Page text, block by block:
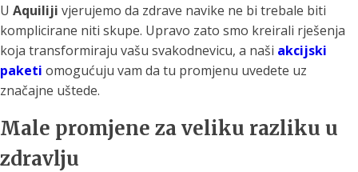
U Aquiliji vjerujemo da zdrave navike ne bi trebale biti
komplicirane niti skupe. Upravo zato smo kreirali rješenja
koja transformiraju vašu svakodnevicu, a naši akcijski
paketi omogućuju vam da tu promjenu uvedete uz
značajne uštede.
Male promjene za veliku razliku u
zdravlju